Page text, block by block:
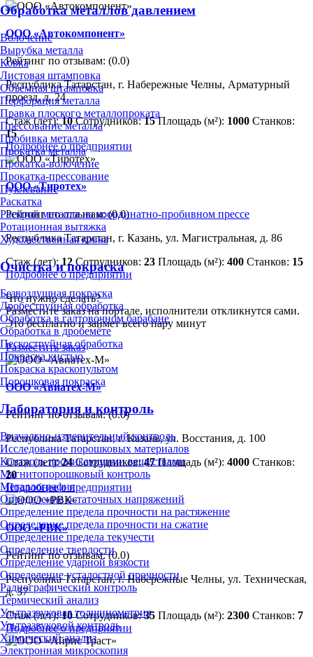
Обработка металлов давлением
Волочение
Вырубка металла
Ковка
Листовая штамповка
Объёмная штамповка
Перфорация металла
Правка плоского металлопроката
Прессование металла
Пробивка металла
Прокатка металла
Прокатка-волочение
Прокатка-прессование
Пуклевание
Раскатка
Раскрой металла на координатно-пробивном прессе
Ротационная вытяжка
Художественная ковка
Очистка и покраска
Безвоздушная покраска
Дробеструйная обработка
Обработка в галтовочном барабане
Обработка в дробемёте
Пескоструйная обработка
Покраска кистью
Покраска краскопультом
Порошковая покраска
Лаборатория и контроль
Визуально-измерительный контроль
Исследование порошковых материалов
Контроль проникающими веществами
Магнитопорошковый контроль
Металлография
Определение остаточных напряжений
Определение предела прочности на растяжение
Определение предела прочности на сжатие
Определение предела текучести
Определение твердости
Определение ударной вязкости
Определение усталостной прочности
Радиографический контроль
Термический анализ
Ультразвуковая толщинометрия
Ультразвуковой контроль
Химический анализ
Электронная микроскопия
ООО «Автокомпонент»
Рейтинг по отзывам: (0.0)
Республика Татарстан, г. Набережные Челны, Арматурный
проезд, д. 24
Стаж (лет):10 Сотрудников:15 Площадь (м²): 1000 Станков:
15
Подробнее о предприятии
ООО «Тиротех»
Рейтинг по отзывам:(0.0)
Республика Татарстан, г. Казань, ул. Магистральная, д. 86
Стаж (лет): 12 Сотрудников: 23 Площадь (м²): 400 Станков: 15
Подробнее о предприятии
Что нужно сделать?
Разместите заказ на портале, исполнители откликнутся сами.
Это бесплатно и займет всего пару минут
Разместить заказ
ООО «Авиатех-М»
Рейтинг по отзывам:(0.0)
Республика Татарстан, г. Казань, ул. Восстания, д. 100
Стаж (лет):24 Сотрудников:47 Площадь (м²): 4000 Станков:
20
Подробнее о предприятии
ООО «РВК»
Рейтинг по отзывам:(0.0)
Республика Татарстан, г. Набережные Челны, ул. Техническая,
д. 37
Стаж (лет):10 Сотрудников:35 Площадь (м²): 2300 Станков: 7
Подробнее о предприятии